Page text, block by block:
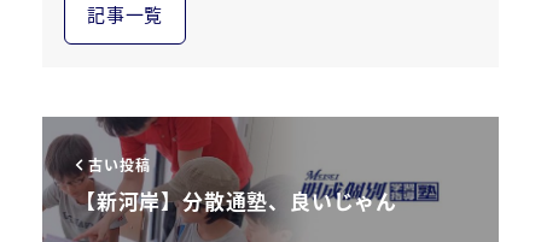
記事一覧
古い投稿
【新河岸】分散通塾、良いじゃん